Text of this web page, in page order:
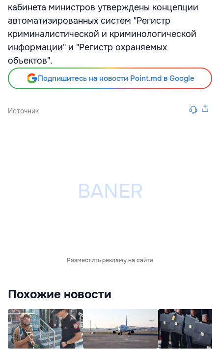
кабинета министров утверждены концепции
автоматизированных систем "Регистр
криминалистической и криминологической
информации" и "Регистр охраняемых
объектов".
Подпишитесь на новости Point.md в Google
Источник
Разместить рекламу на сайте
Похожие новости